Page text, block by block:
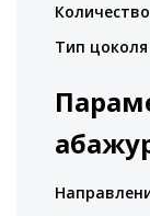
Тип цоколя